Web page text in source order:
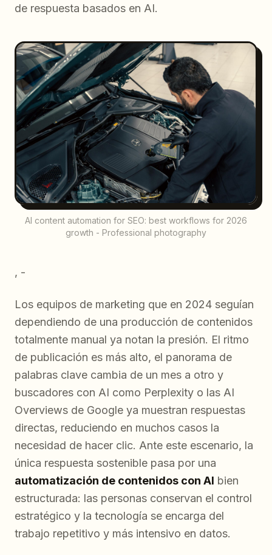
de respuesta basados en AI.
AI content automation for SEO: best workflows for 2026
growth - Professional photography
, -
Los equipos de marketing que en 2024 seguían
dependiendo de una producción de contenidos
totalmente manual ya notan la presión. El ritmo
de publicación es más alto, el panorama de
palabras clave cambia de un mes a otro y
buscadores con AI como Perplexity o las AI
Overviews de Google ya muestran respuestas
directas, reduciendo en muchos casos la
necesidad de hacer clic. Ante este escenario, la
única respuesta sostenible pasa por una
automatización de contenidos con AI bien
estructurada: las personas conservan el control
estratégico y la tecnología se encarga del
trabajo repetitivo y más intensivo en datos.